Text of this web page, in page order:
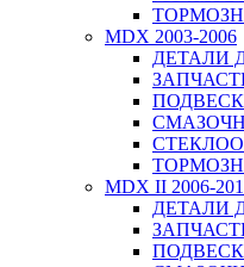
MDX 2003-2006
ДЕТАЛИ
MDX II 2006-
ДЕТАЛИ